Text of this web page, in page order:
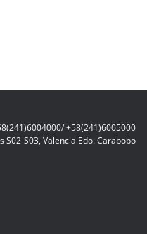
+58(241)6005000
S02-S03, Valencia Edo. Carabobo